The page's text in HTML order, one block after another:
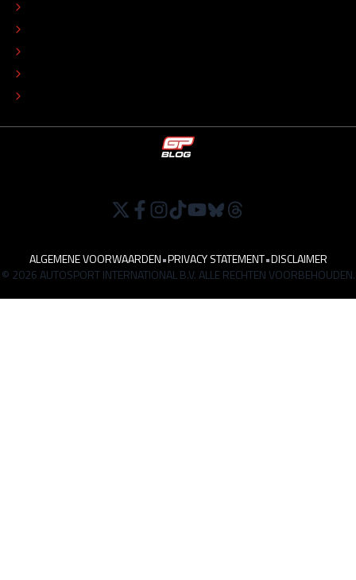
ALGEMENE VOORWAARDEN•PRIVACY STATEMENT•DISCLAIMER
© 2026 AUTOSPORT INTERNATIONAL B.V. ALLE RECHTEN VOORBEHOUDEN.